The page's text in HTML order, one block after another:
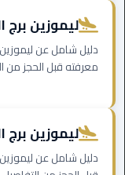
ليموزين
مدينتي
ليموزين
التجمع
ليموزين برج
دليل شامل عن
معرفته قبل الحجز من
ليموزين برج
دليل شامل عن